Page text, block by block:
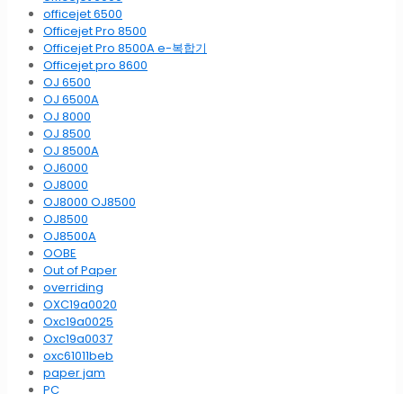
officejet 6500
Officejet Pro 8500
Officejet Pro 8500A e-복합기
Officejet pro 8600
OJ 6500
OJ 6500A
OJ 8000
OJ 8500
OJ 8500A
OJ6000
OJ8000
OJ8000 OJ8500
OJ8500
OJ8500A
OOBE
Out of Paper
overriding
OXC19a0020
Oxc19a0025
Oxc19a0037
oxc61011beb
paper jam
PC